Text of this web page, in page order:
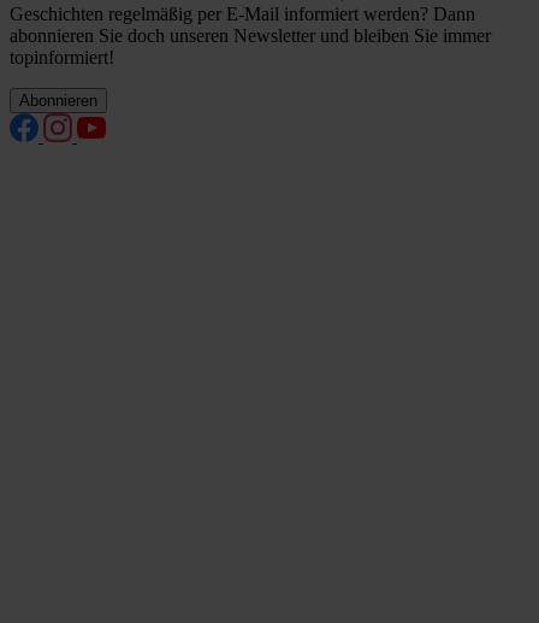
Geschichten regelmäßig per E-Mail informiert werden? Dann
abonnieren Sie doch unseren Newsletter und bleiben Sie immer
topinformiert!
Abonnieren